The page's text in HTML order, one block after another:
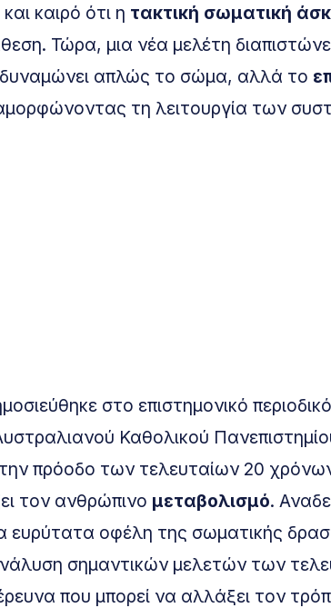
καιρό ότι η τακτική σωματική
Τώρα, μια νέα μελέτη
απλώς το σώμα, αλλά το
τη λειτουργία των
στο επιστημονικό περιοδικό
Καθολικού
πρόοδο των τελευταίων 20
τον ανθρώπινο μεταβολισμό.
ευρύτατα οφέλη της σωματικής
σημαντικών μελετών των
που μπορεί να αλλάξει τον